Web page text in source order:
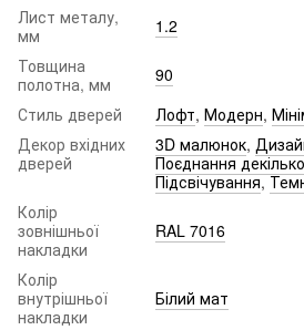
Лист металу,
мм
1.2
Товщина
полотна, мм
90
Стиль дверей
Лофт, Модерн,
Декор вхідних
дверей
3D малюнок,
Поєднання
Підсвічування,
Колір
зовнішньої
накладки
RAL 7016
Колір
внутрішньої
накладки
Білий мат